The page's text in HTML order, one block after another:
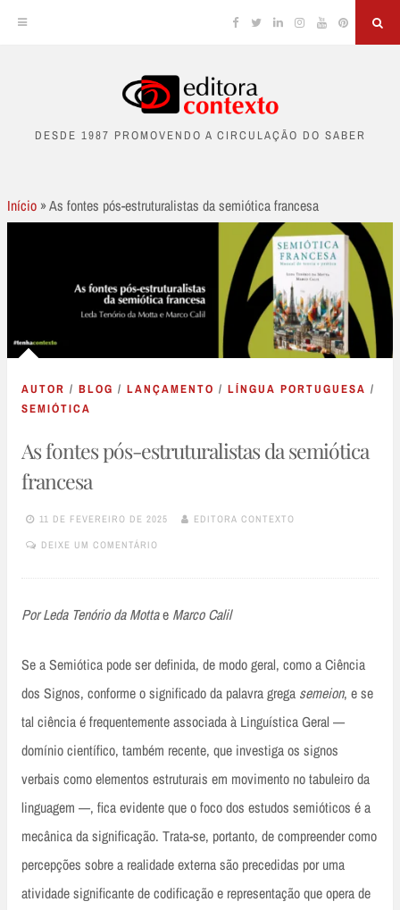
content
Facebook
TwitterLinkedinInstagram
YouTubePinterest
DESDE 1987 PROMOVENDO A CIRCULAÇÃO DO SABER
Início »As fontes pós-estruturalistas da semiótica francesa
AUTOR / BLOG / LANÇAMENTO / LÍNGUA PORTUGUESA /
SEMIÓTICA
As fontes pós-estruturalistas da semiótica
francesa
11 DE FEVEREIRO DE 2025 EDITORA CONTEXTO
DEIXE UM COMENTÁRIO
Por Leda Tenório da Mottae Marco Calil
Se a Semiótica pode ser definida, de modo geral, como a Ciência
dos Signos, conforme o significado da palavra grega semeion, e se
tal ciência é frequentemente associada à Linguística Geral —
domínio científico, também recente, que investiga os signos
verbais como elementos estruturais em movimento no tabuleiro da
linguagem —, fica evidente que o foco dos estudos semióticos é a
mecânica da significação. Trata-se, portanto, de compreender como
percepções sobre a realidade externa são precedidas por uma
atividade significante de codificação e representação que opera de